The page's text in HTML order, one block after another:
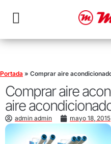
Portada » Comprar aire
Comprar aire
aire
admin admin mayo 18, 2015